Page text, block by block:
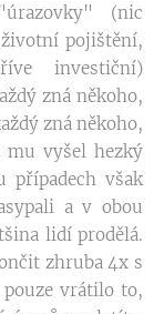
(nic
pojištění,
investiční)
zná někoho,
zná někoho,
mu vyšel hezký
případech však
a v obou
lidí prodělá.
zhruba 4x s
pouze vrátilo to,